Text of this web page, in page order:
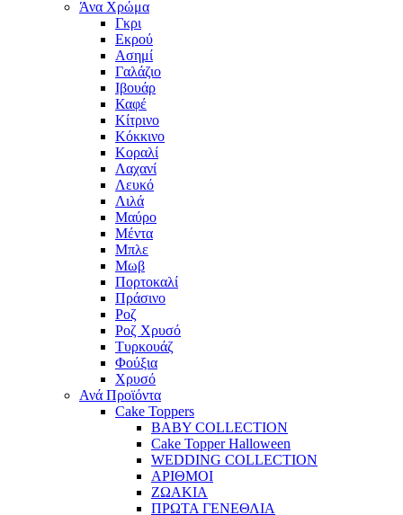
Άνα Χρώμα
Γκρι
Εκρού
Ασημί
Γαλάζιο
Ιβουάρ
Καφέ
Κίτρινο
Κόκκινο
Κοραλί
Λαχανί
Λευκό
Λιλά
Μαύρο
Μέντα
Μπλε
Μωβ
Πορτοκαλί
Πράσινο
Ροζ
Ροζ Χρυσό
Τυρκουάζ
Φούξια
Χρυσό
Ανά Προϊόντα
Cake Toppers
BABY COLLECTION
Cake Topper Halloween
WEDDING COLLECTION
ΑΡΙΘΜΟΙ
ΖΩΑΚΙΑ
ΠΡΩΤΑ ΓΕΝΕΘΛΙΑ